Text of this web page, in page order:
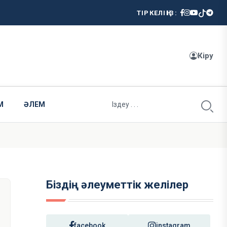
ТІРКЕЛІҢІЗ:
Кіру
ӘЛЕМ
Біздің әлеуметтік желілер